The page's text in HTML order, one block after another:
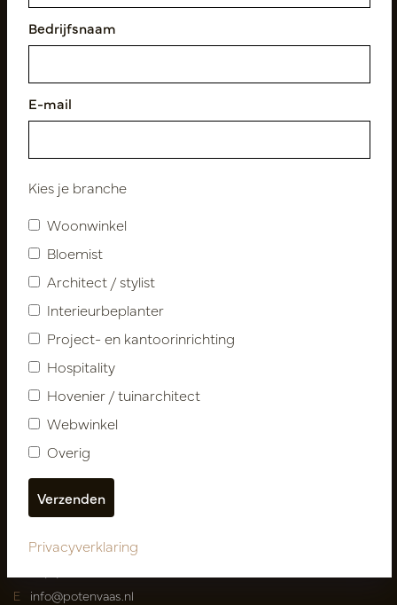
Volg ons
Nieuwsbrief
Abonneer
Klantenservice
Contact
Over ons
Nieuwsbrief
Privacy Policy
Leveringsvoorwaarden
Mijn account
Inloggen
Mijn bestellingen
Mijn favorieten
Pot&Vaas Showrooms
E info@potenvaas.nl
Bedrijfsnaam
E-mail
Kies je branche
Woonwinkel
Bloemist
Architect / stylist
Interieurbeplanter
Project- en kantoorinrichting
Hospitality
Hovenier / tuinarchitect
Webwinkel
Overig
Privacyverklaring